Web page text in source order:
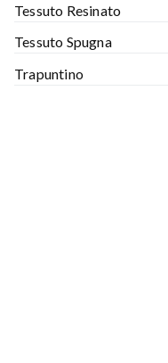
Tessuto Resinato
Tessuto Spugna
Trapuntino